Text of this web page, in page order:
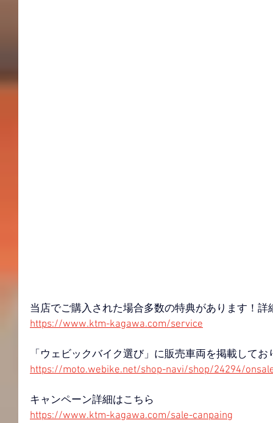
当店でご購入された場合多数の特典があります！詳
https://www.ktm-kagawa.com/service
「ウェビックバイク選び」に販売車両を掲載してお
https://moto.webike.net/shop-navi/shop/24294/
キャンペーン詳細はこちら
https://www.ktm-kagawa.com/sale-canpaing